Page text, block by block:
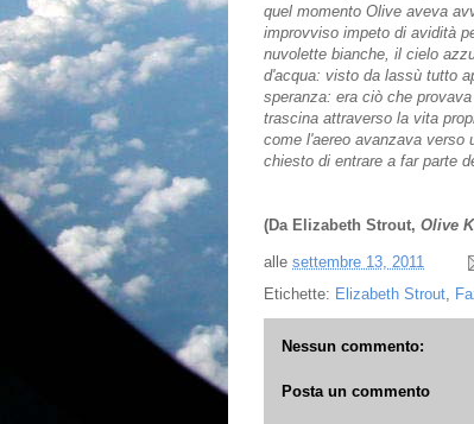
quel momento Olive aveva
improvviso impeto di avidità
nuvolette bianche, il cielo
d'acqua: visto da lassù tutto
speranza: era ciò che
trascina attraverso la vita
come l'aereo avanzava verso
chiesto di entrare a far parte
(Da Elizabeth Strout, Olive
alle settembre 13, 2011
Etichette: Elizabeth Strout,
Nessun commento:
Posta un commento